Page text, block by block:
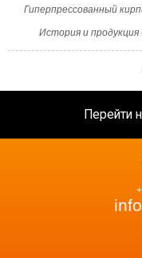
Гиперпрессованный
История и продукция
Перейти